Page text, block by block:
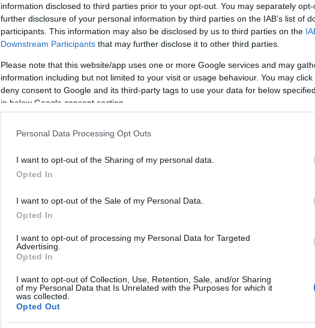
information disclosed to third parties prior to your opt-out. You may separately
further disclosure of your personal information by third parties on the IAB’s list of
participants. This information may also be disclosed by us to third parties on the
Downstream Participants that may further disclose it to other third parties.
Please note that this website/app uses one or more Google services and may
information including but not limited to your visit or usage behaviour. You may
deny consent to Google and its third-party tags to use your data for below
in below Google consent section.
Personal Data Processing Opt Outs
I want to opt-out of the Sharing of my personal data.
Opted In
I want to opt-out of the Sale of my Personal Data.
Opted In
I want to opt-out of processing my Personal Data for Targeted
Advertising.
Opted In
I want to opt-out of Collection, Use, Retention, Sale, and/or Sharing
of my Personal Data that Is Unrelated with the Purposes for which it
was collected.
Opted Out